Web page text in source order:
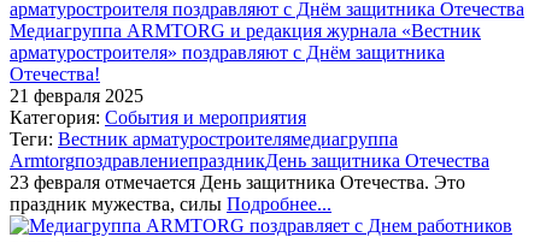
Медиагруппа ARMTORG и редакция журнала «Вестник
арматуростроителя» поздравляют с Днём защитника
Отечества!
21 февраля 2025
Категория: События и мероприятия
Теги: Вестник арматуростроителямедиагруппа
ArmtorgпоздравлениепраздникДень защитника Отечества
23 февраля отмечается День защитника Отечества. Это
праздник мужества, силы Подробнее...